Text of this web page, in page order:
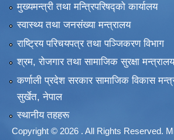
मुख्यमन्त्री तथा मन्त्रिपरिषद्को कार्यालय
स्वास्थ्य तथा जनसंख्या मन्त्रालय
राष्ट्रिय परिचयपत्र तथा पञ्जिकरण विभाग
श्रम, रोजगार तथा सामाजिक सुरक्षा
कर्णाली प्रदेश सरकार सामाजिक विकास
सुर्खेत, नेपाल
स्थानीय तहहरू
Copyright © 2026 . All Rights Reserved.